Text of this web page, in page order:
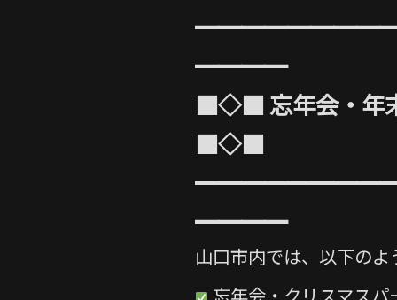
━━━━
■◇■ 忘年会・年
■◇■
━━━━
山口市内では、以下の
忘年会・クリスマス